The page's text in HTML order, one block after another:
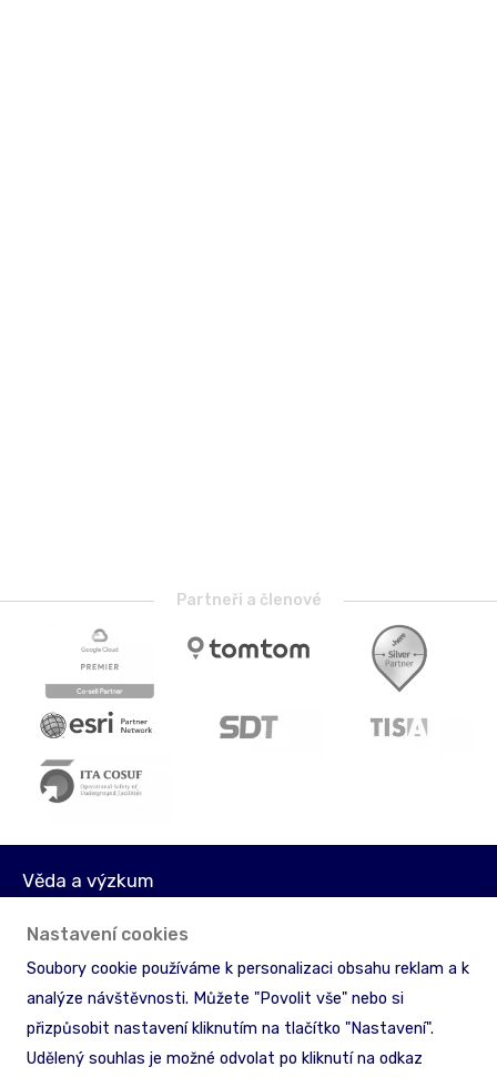
Partneři a členové
Věda a výzkum
Akcionáři
Licenční podmínky
Ochrana informací
Zpětný odběr & recyklace
Nastavení cookies
Soubory cookie používáme k personalizaci obsahu reklam a k
analýze návštěvnosti. Můžete "Povolit vše" nebo si
přizpůsobit nastavení kliknutím na tlačítko "Nastavení".
Udělený souhlas je možné odvolat po kliknutí na odkaz